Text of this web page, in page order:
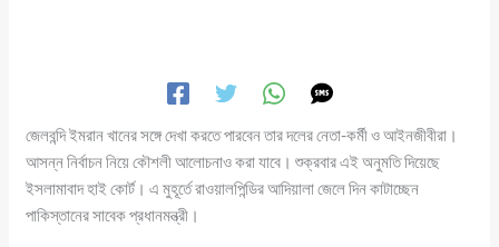
জেলবন্দি ইমরান খানের সঙ্গে দেখা করতে পারবেন তার দলের নেতা-কর্মী ও আইনজীবীরা।
আসন্ন নির্বাচন নিয়ে কৌশলী আলোচনাও করা যাবে। শুক্রবার এই অনুমতি দিয়েছে
ইসলামাবাদ হাই কোর্ট। এ মুহূর্তে রাওয়ালপিন্ডির আদিয়ালা জেলে দিন কাটাচ্ছেন
পাকিস্তানের সাবেক প্রধানমন্ত্রী।